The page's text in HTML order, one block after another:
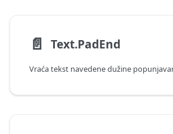
📄️ Text.PadEnd